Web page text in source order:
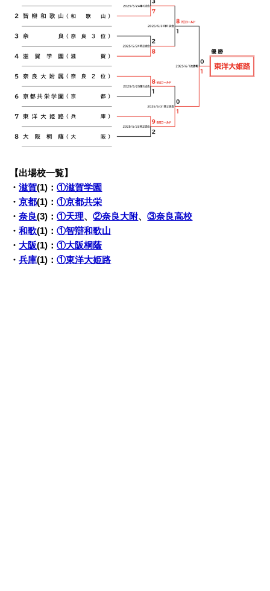
【出場校一覧】
・滋賀(1)：①滋賀学園
・京都(1)：①京都共栄
・奈良(3)：①天理、②奈良大附、③奈良高校
・和歌(1)：①智辯和歌山
・ 大阪(1)：①大阪桐蔭
・兵庫(1)：①東洋大姫路